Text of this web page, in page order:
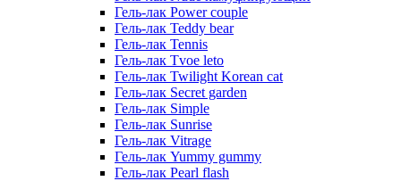
Гель-лак Power couple
Гель-лак Teddy bear
Гель-лак Tennis
Гель-лак Tvoe leto
Гель-лак Twilight Korean cat
Гель-лак Secret garden
Гель-лак Simple
Гель-лак Sunrise
Гель-лак Vitrage
Гель-лак Yummy gummy
Гель-лак Pearl flash